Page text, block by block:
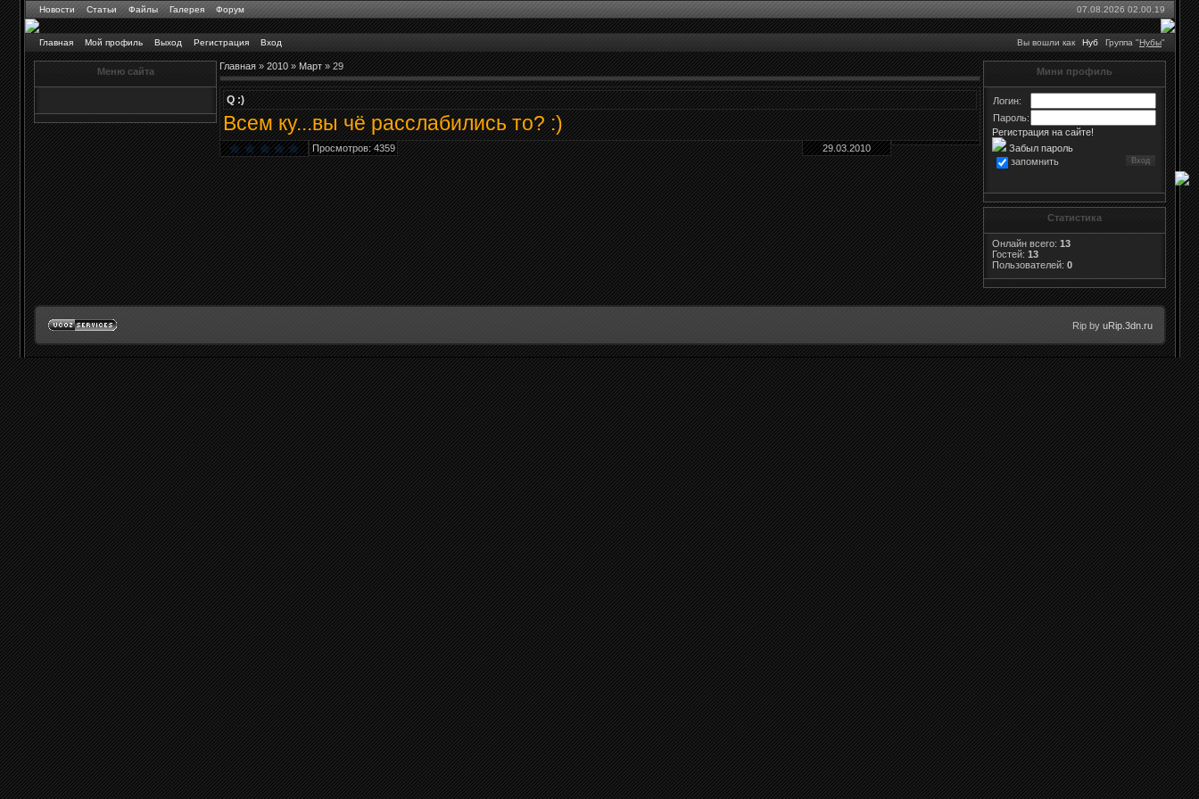
Новости Статьи Файлы Галерея Форум 07.08.2026 02.00.19
Главная Мой профиль Выход Регистрация Вход Вы вошли как Нуб Группа "Нубы"
Меню сайта Главная»2010 » Март » 29
Q :)
Всем ку...вы чё расслабились то? :)
Просмотров: 4359 29.03.2010
Мини профиль
Логин:
Пароль:
Регистрация на сайте!
Забыл пароль
запомнить
Статистика
Онлайн всего: 13
Гостей: 13
Пользователей: 0
Rip by uRip.3dn.ru